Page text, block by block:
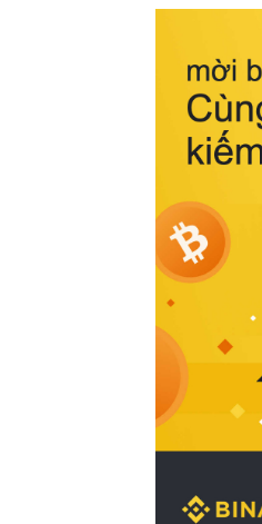
này,
hồi
cột
Bên
sản
tế
thời
thêm
động
2.
ngủ
Để
cao
nhắc